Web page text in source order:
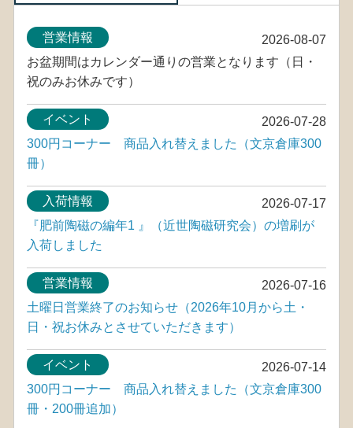
2026-08-07
営業情報
お盆期間はカレンダー通りの営業となります（日・
祝のみお休みです）
2026-07-28
イベント
300円コーナー 商品入れ替えました（文京倉庫300
冊）
2026-07-17
入荷情報
『肥前陶磁の編年1 』（近世陶磁研究会）の増刷が
入荷しました
2026-07-16
営業情報
土曜日営業終了のお知らせ（2026年10月から土・
日・祝お休みとさせていただきます）
2026-07-14
イベント
300円コーナー 商品入れ替えました（文京倉庫300
冊・200冊追加）